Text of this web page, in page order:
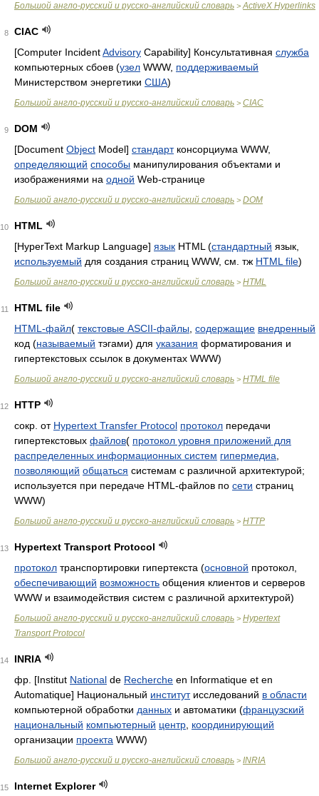
Большой англо-русский и русско-английский словарь > ActiveX Hyperlinks
8
CIAC
[Computer IncidentAdvisory Capability] Консультативная служба
компьютерных сбоев (узел WWW, поддерживаемый
Министерством энергетики США)
Большой англо-русский и русско-английский словарь > CIAC
9
DOM
[Document Object Model] стандартконсорциума WWW,
определяющий способы манипулирования объектами и
изображениями на одной Web-странице
Большой англо-русский и русско-английский словарь > DOM
10
HTML
[HyperText Markup Language] язык HTML (стандартный язык,
используемый для создания страниц WWW, см. тж HTML file)
Большой англо-русский и русско-английский словарь > HTML
11
HTML file
HTML-файл( текстовые ASCII-файлы содержащие внедренный
код (называемый тэгами) для указания форматирования и
гипертекстовых ссылок в документах WWW)
Большой англо-русский и русско-английский словарь > HTML file
12
HTTP
сокр. от Hypertext Transfer Protocol протокол передачи
гипертекстовых файлов( протокол уровня приложений для
распределенных информационных систем гипермедиа
позволяющий общаться системам с различной архитектурой;
используется при передаче HTML-файлов по сети страниц
WWW)
Большой англо-русский и русско-английский словарь > HTTP
13
Hypertext Transport Protocol
протокол транспортировки гипертекста (основной протокол,
обеспечивающий возможность общения клиентов и серверов
WWW и взаимодействия систем с различной архитектурой)
Большой англо-русский и русско-английский словарь > Hypertext
Transport Protocol
14
INRIA
фр. [Institut National de Recherche en Informatique et en
Automatique] Национальный институтисследований в области
компьютерной обработки данных и автоматики (французский
национальный компьютерный центр координирующий
организации проекта WWW)
Большой англо-русский и русско-английский словарь > INRIA
15 Internet Explorer